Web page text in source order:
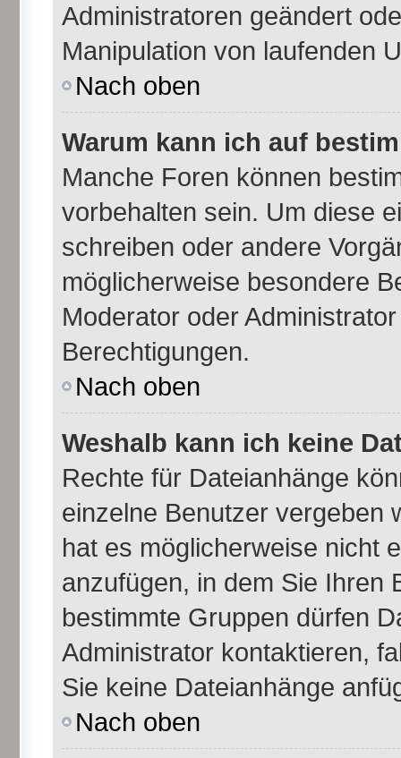
Administratoren geändert
Manipulation von laufenden
Nach oben
Warum kann ich auf
Manche Foren können
vorbehalten sein. Um diese
schreiben oder andere
möglicherweise besondere
Moderator oder
Berechtigungen.
Nach oben
Weshalb kann ich keine
Rechte für Dateianhänge
einzelne Benutzer vergeben
hat es möglicherweise nicht
anzufügen, in dem Sie Ihren
bestimmte Gruppen dürfen
Administrator kontaktieren,
Sie keine Dateianhänge
Nach oben